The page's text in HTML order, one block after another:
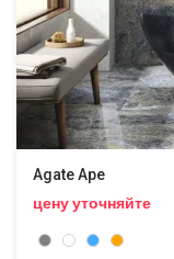
Agate Ape
цену уточняйте